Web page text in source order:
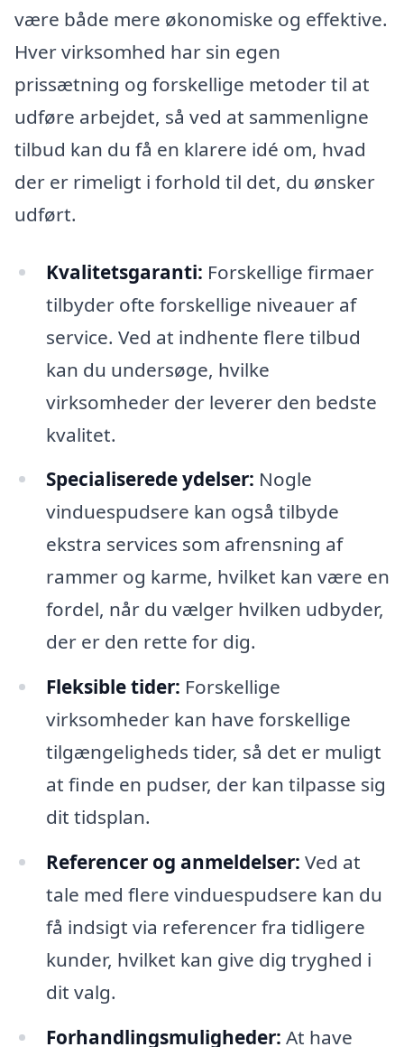
være både mere økonomiske og effektive.
Hver virksomhed har sin egen
prissætning og forskellige metoder til at
udføre arbejdet, så ved at sammenligne
tilbud kan du få en klarere idé om, hvad
der er rimeligt i forhold til det, du ønsker
udført.
Kvalitetsgaranti: Forskellige firmaer
tilbyder ofte forskellige niveauer af
service. Ved at indhente flere tilbud
kan du undersøge, hvilke
virksomheder der leverer den bedste
kvalitet.
Specialiserede ydelser: Nogle
vinduespudsere kan også tilbyde
ekstra services som afrensning af
rammer og karme, hvilket kan være en
fordel, når du vælger hvilken udbyder,
der er den rette for dig.
Fleksible tider: Forskellige
virksomheder kan have forskellige
tilgængeligheds tider, så det er muligt
at finde en pudser, der kan tilpasse sig
dit tidsplan.
Referencer og anmeldelser: Ved at
tale med flere vinduespudsere kan du
få indsigt via referencer fra tidligere
kunder, hvilket kan give dig tryghed i
dit valg.
Forhandlingsmuligheder: At have